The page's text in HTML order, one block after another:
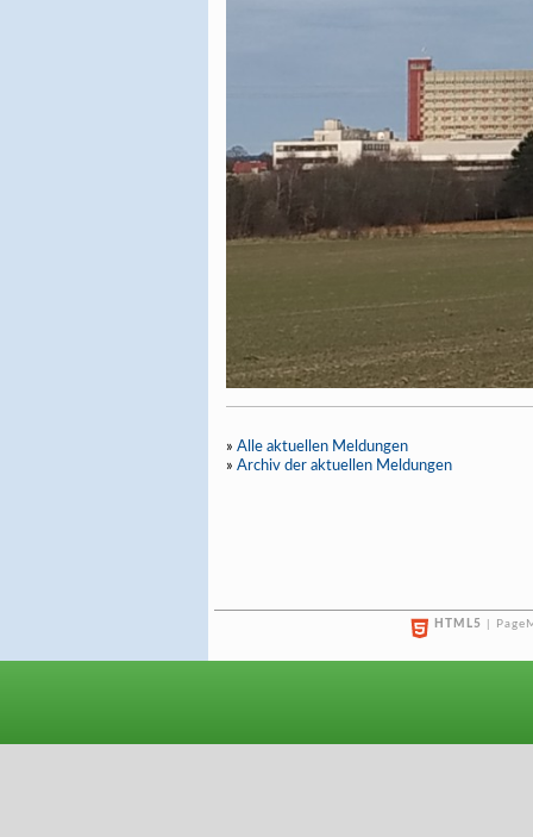
» Alle aktuellen Meldungen
» Archiv der aktuellen Meldungen
HTML5 |